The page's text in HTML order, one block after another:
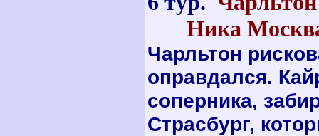
Ника
Чарльтон
оправдался.
соперника,
Страсбург,